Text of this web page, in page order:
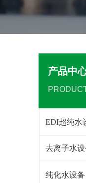
产品中
EDI超纯水
去离子水设
纯化水设备